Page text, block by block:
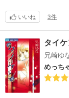
いいね 3件
タイ
兄崎ゆ
めっち